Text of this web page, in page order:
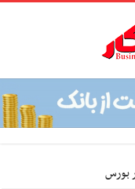
بورس